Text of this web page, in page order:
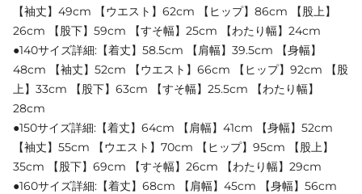
【袖丈】49cm 【ウエスト】62cm 【ヒップ】86cm 【股上】
26cm 【股下】59cm 【すそ幅】25cm 【わたり幅】24cm
●140サイズ詳細:【着丈】58.5cm 【肩幅】39.5cm 【身幅】
48cm 【袖丈】52cm 【ウエスト】66cm 【ヒップ】92cm 【股
上】33cm 【股下】63cm 【すそ幅】25.5cm 【わたり幅】
28cm
●150サイズ詳細:【着丈】64cm 【肩幅】41cm 【身幅】52cm
【袖丈】55cm 【ウエスト】70cm 【ヒップ】95cm 【股上】
35cm 【股下】69cm 【すそ幅】26cm 【わたり幅】29cm
●160サイズ詳細:【着丈】68cm 【肩幅】45cm 【身幅】56cm